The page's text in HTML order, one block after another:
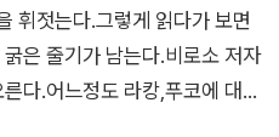
휘젓는다.그렇게 읽다가 보면
은 줄기가 남는다.비로소 저자
다.어느정도 라캉,푸코에 대한